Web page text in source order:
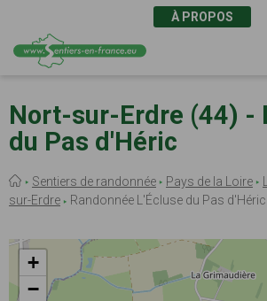
au
contenu
principal
À PROPOS
Nort-sur-Erdre (44) -
du Pas d'Héric
Fil
d'Ariane
Sentiers de randonnée Pays de la Loire
sur-Erdre
Randonnée L'Écluse du Pas d'Héric
+
−